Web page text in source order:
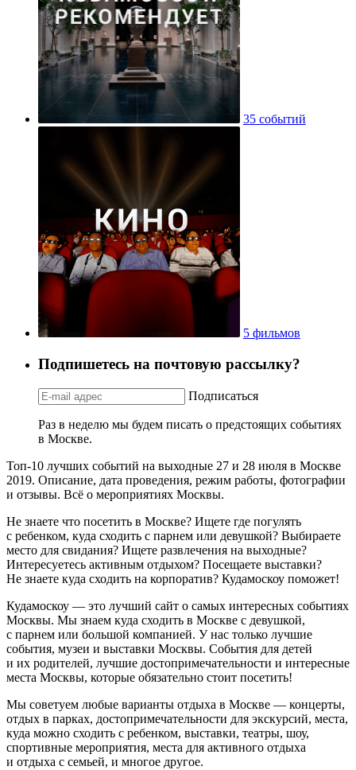
35 событий
5 фильмов
Подпишетесь на почтовую рассылку?
Подписаться
Раз в неделю мы будем писать о предстоящих событиях
в Москве.
Топ-10 лучших событий на выходные 27 и 28 июля в Москве
2019. Описание, дата проведения, режим работы, фотографии
и отзывы. Всё о мероприятиях Москвы.
Не знаете что посетить в Москве? Ищете где погулять
с ребенком, куда сходить с парнем или девушкой? Выбираете
место для свидания? Ищете развлечения на выходные?
Интересуетесь активным отдыхом? Посещаете выставки?
Не знаете куда сходить на корпоратив? Кудамоскоу поможет!
Кудамоскоу — это лучший сайт о самых интересных событиях
Москвы. Мы знаем куда сходить в Москве с девушкой,
с парнем или большой компанией. У нас только лучшие
события, музеи и выставки Москвы. События для детей
и их родителей, лучшие достопримечательности и интересные
места Москвы, которые обязательно стоит посетить!
Мы советуем любые варианты отдыха в Москве — концерты,
отдых в парках, достопримечательности для экскурсий, места,
куда можно сходить с ребенком, выставки, театры, шоу,
спортивные мероприятия, места для активного отдыха
и отдыха с семьей, и многое другое.